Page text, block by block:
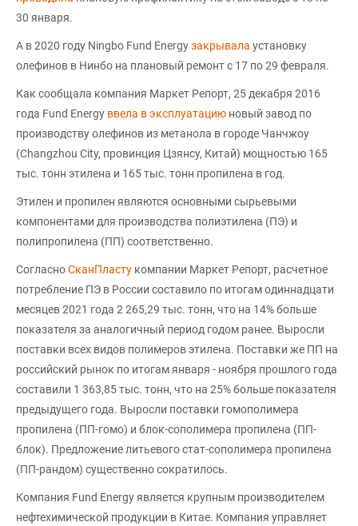
30 января.
А в 2020 году Ningbo Fund Energyзакрывала установку
олефинов в Нинбо на плановый ремонт с 17 по 29 февраля.
Как сообщала компания Маркет Репорт, 25 декабря 2016
года Fund Energy ввела в эксплуатацию новый завод по
производству олефинов из метанола в городе Чанчжоу
(Changzhou City, провинция Цзянсу, Китай) мощностью 165
тыс. тонн этилена и 165 тыс. тонн пропилена в год.
Этилен и пропилен являются основными сырьевыми
компонентами для производства полиэтилена (ПЭ) и
полипропилена (ПП) соответственно.
СогласноСканПласту компании Маркет Репорт, расчетное
потребление ПЭ в России составило по итогам одиннадцати
месяцев 2021 года 2 265,29 тыс. тонн, что на 14% больше
показателя за аналогичный период годом ранее. Выросли
поставки всех видов полимеров этилена. Поставки же ПП на
российский рынок по итогам января - ноября прошлого года
составили 1 363,85 тыс. тонн, что на 25% больше показателя
предыдущего года. Выросли поставки гомополимера
пропилена (ПП-гомо) и блок-сополимера пропилена (ПП-
блок). Предложение литьевого стат-сополимера пропилена
(ПП-рандом) существенно сократилось.
Компания Fund Energy является крупным производителем
нефтехимической продукции в Китае. Компания управляет